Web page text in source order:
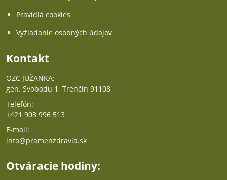
Pravidlá cookies
Vyžiadanie osobných údajov
Kontakt
OZC JUŽANKA:
gen. Svobodu 1, Trenčín 91108
Telefón:
+421 903 996 513
E-mail:
info@pramenzdravia.sk
Otváracie hodiny: